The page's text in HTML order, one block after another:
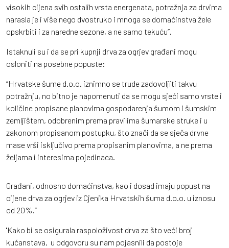
visokih cijena svih ostalih vrsta energenata, potražnja za drvima
narasla je i više nego dvostruko i mnoga se domaćinstva žele
opskrbiti i za naredne sezone, a ne samo tekuću’’.
Istaknuli su i da se pri kupnji drva za ogrjev građani mogu
osloniti na posebne popuste:
‘’Hrvatske šume d.o.o. iznimno se trude zadovoljiti takvu
potražnju, no bitno je napomenuti da se mogu sjeći samo vrste i
količine propisane planovima gospodarenja šumom i šumskim
zemljištem, odobrenim prema pravilima šumarske struke i u
zakonom propisanom postupku, što znači da se sječa drvne
mase vrši isključivo prema propisanim planovima, a ne prema
željama i interesima pojedinaca.
Građani, odnosno domaćinstva, kao i dosad imaju popust na
cijene drva za ogrjev iz Cjenika Hrvatskih šuma d.o.o. u iznosu
od 20%.’’
''Kako bi se osigurala raspoloživost drva za što veći broj
kućanstava, u odgovoru su nam pojasnili da postoje